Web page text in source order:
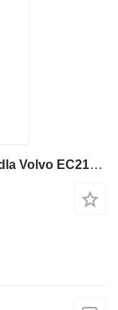
Poly klinový remeň 15078671 na rýpadla Volvo EC210B LC